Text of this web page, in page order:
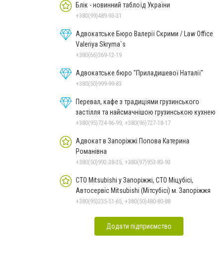
Блік - новинний таблоїд України
+380(99)489-93-31
Адвокатське Бюро Валерії Скрими / Law Office
Valeriya Skryma`s
+380(66)369-12-19
Адвокатське бюро "Приладишевої Наталії"
+380(50)999-99-83
Перевал, кафе з традиціями грузинського
застілля та найсмачнішою грузинською кухнею
+380(95)724-96-99, +380(96)727-18-17
Адвокат в Запоріжжі Попова Катерина
Романівна
+380(50)992-38-25, +380(97)953-83-93
СТО Mitsubishi у Запоріжжі, СТО Міцубісі,
Автосервіс Mitsubishi (Мітсубісі) м. Запоріжжя
+380(95)235-51-65, +380(50)480-80-88
Додати підприємство